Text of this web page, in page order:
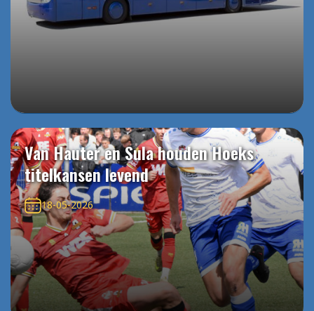
Van Hauter en Sula houden Hoeks
titelkansen levend
18-05-2026